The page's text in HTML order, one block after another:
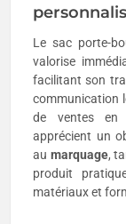
Le sac porte-
valorise
facilitant son
communication
de ventes en
apprécient un
au marquage,
produit
matériaux et